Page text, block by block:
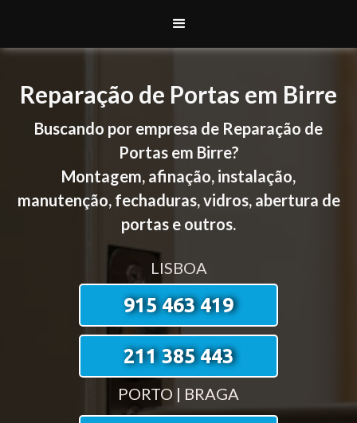
Reparação de Portas em Birre
Buscando por empresa de Reparação de
Portas em Birre?
Montagem, afinação, instalação,
manutenção, fechaduras, vidros, abertura de
portas e outros.
LISBOA
915 463 419
211 385 443
PORTO | BRAGA